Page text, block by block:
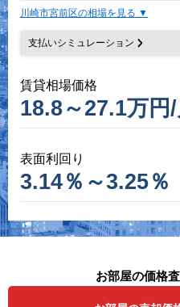
川崎市宮前区の相場を見る
支払いシミュレーション
賃貸相場価格
18.8～27.1万円/
表面利回り
3.14％～3.25％
お部屋の価格